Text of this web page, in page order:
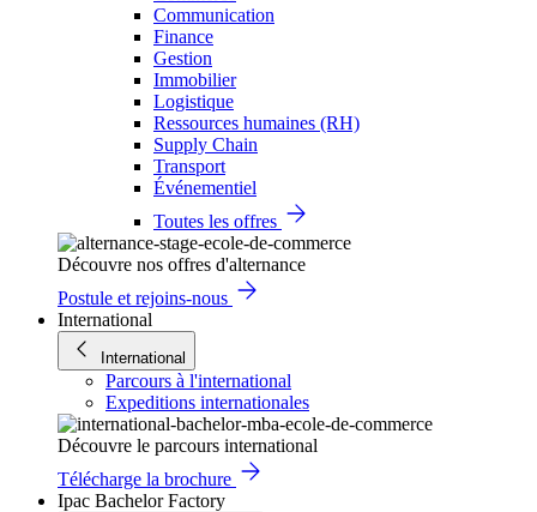
Communication
Finance
Gestion
Immobilier
Logistique
Ressources humaines (RH)
Supply Chain
Transport
Événementiel
Toutes les offres
Découvre nos offres d'alternance
Postule et rejoins-nous
International
International
Parcours à l'international
Expeditions internationales
Découvre le parcours international
Télécharge la brochure
Ipac Bachelor Factory